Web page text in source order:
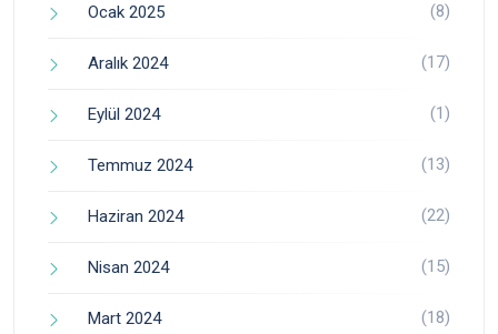
Ocak 2025 (8)
Aralık 2024 (17)
Eylül 2024 (1)
Temmuz 2024 (13)
Haziran 2024 (22)
Nisan 2024 (15)
Mart 2024 (18)